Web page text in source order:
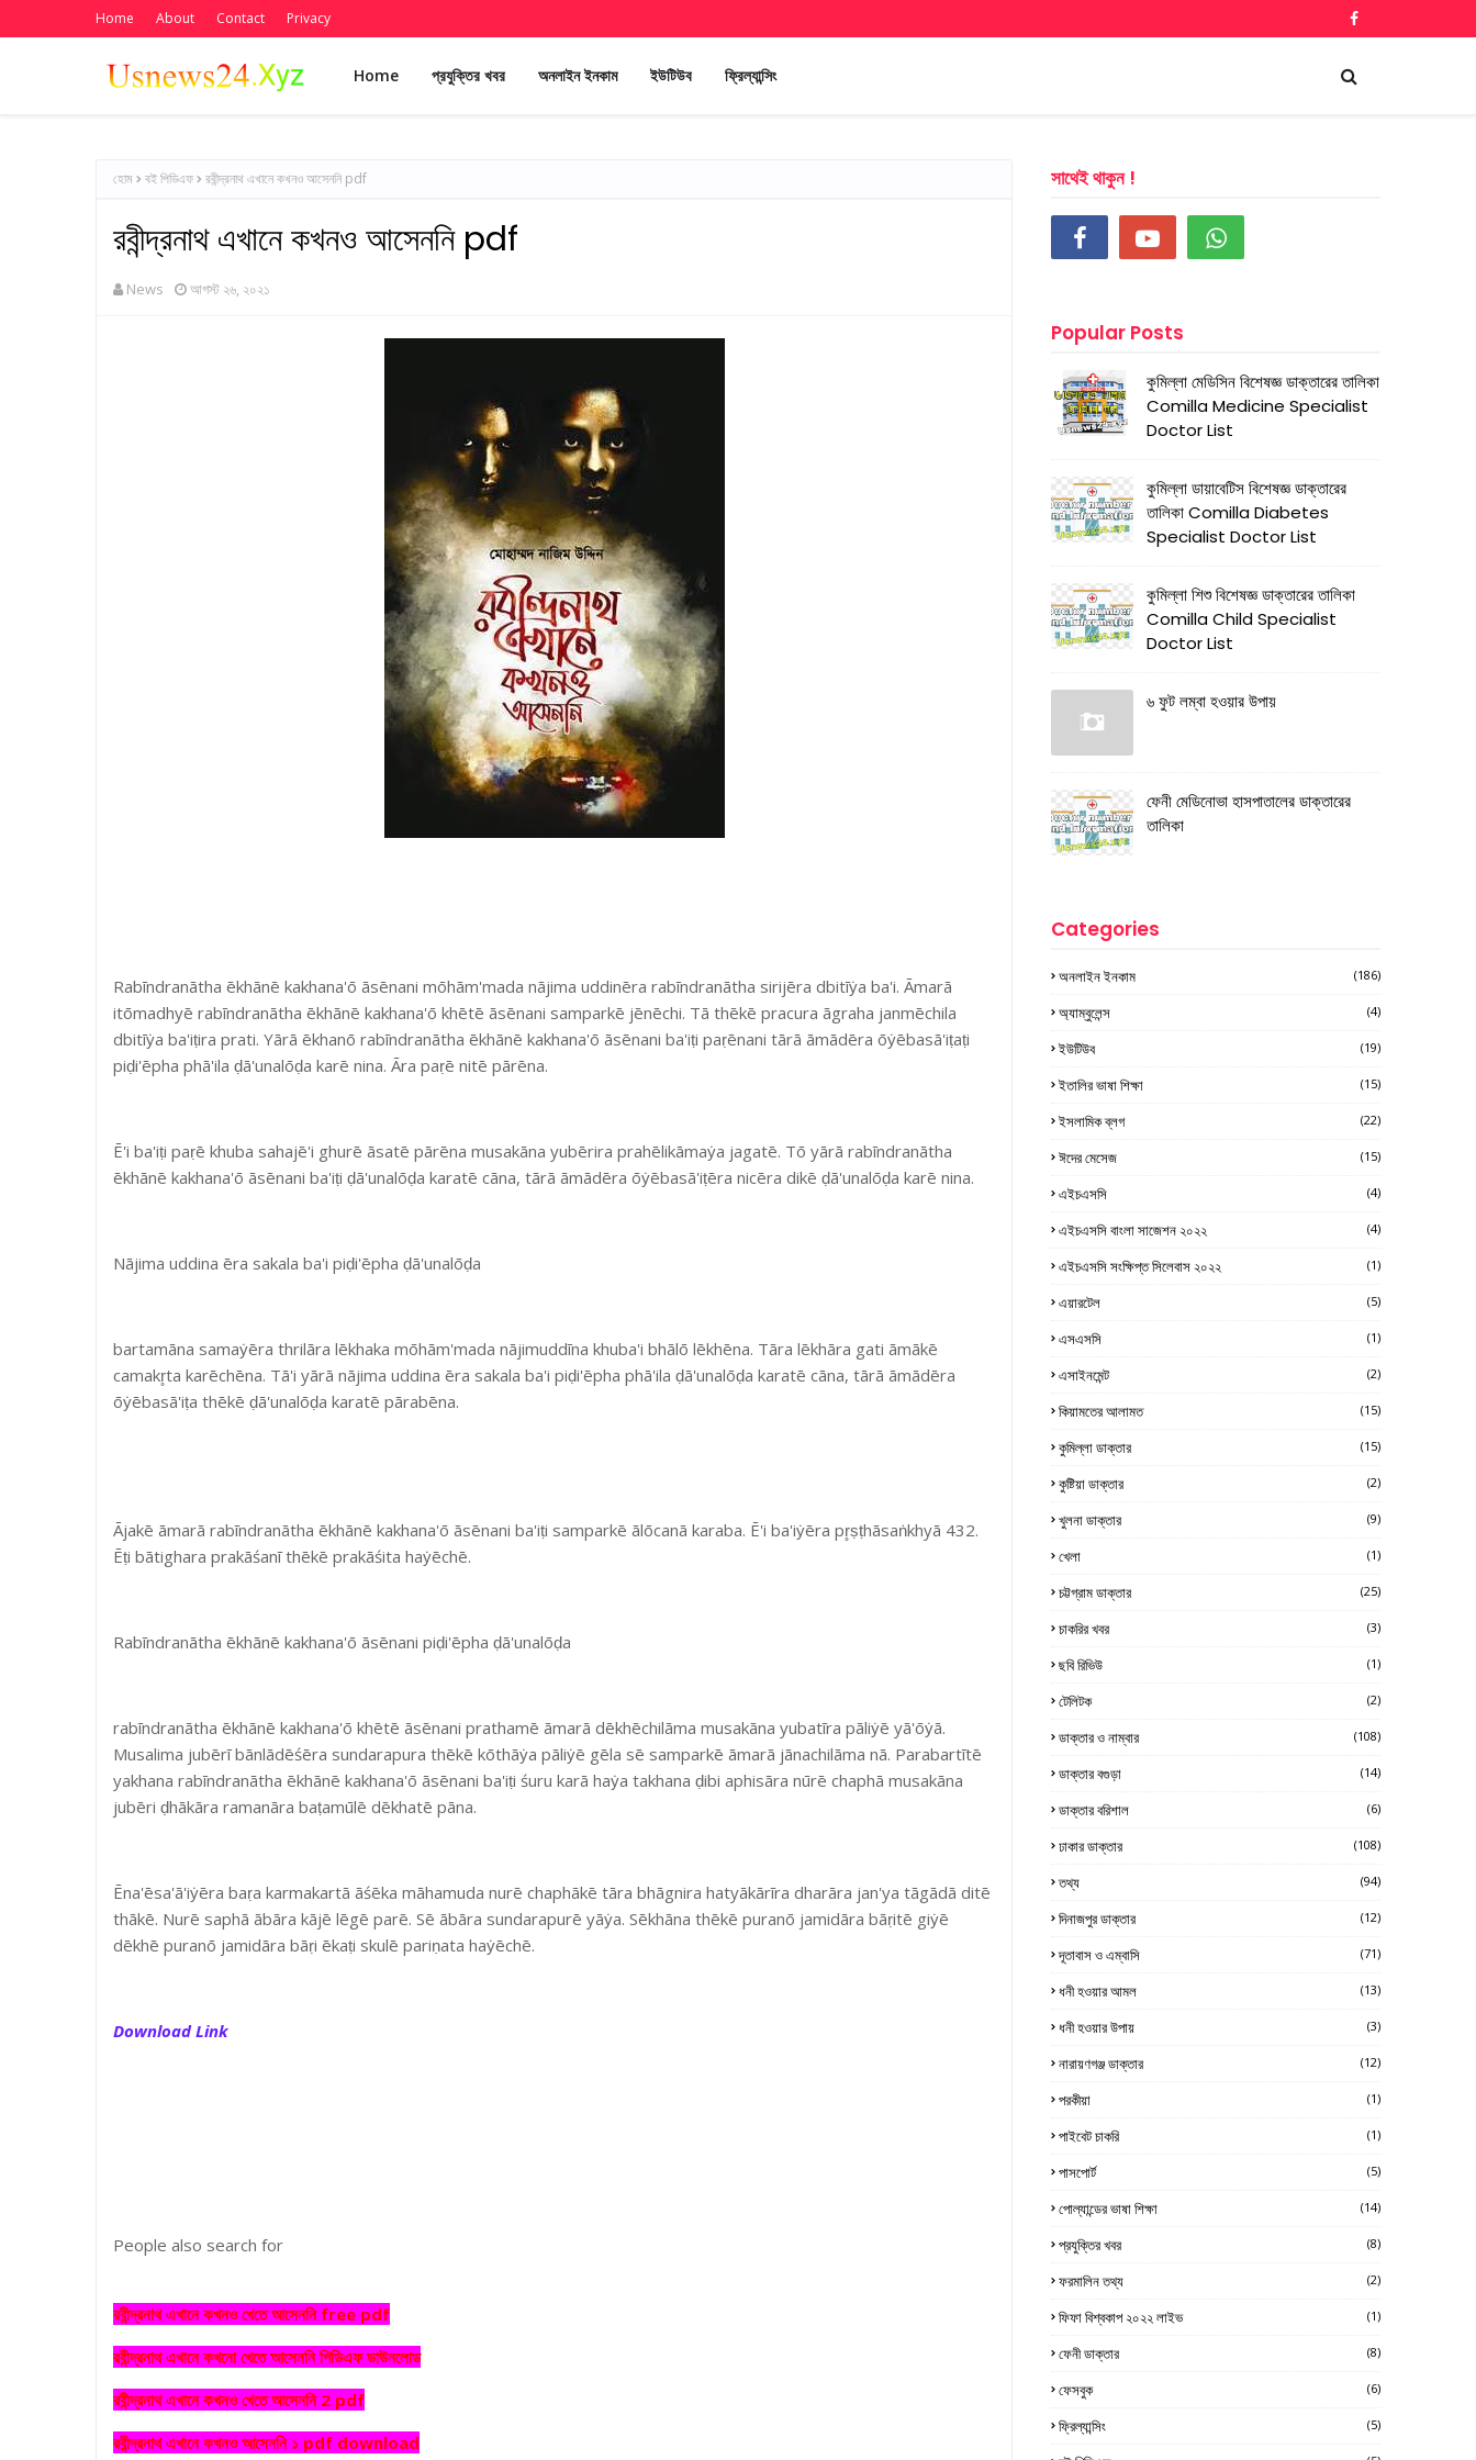
Home About Contact Privacy
Home প্রযুক্তির খবর অনলাইন ইনকাম ইউটিউব ফ্রিল্যান্সিং
হোম বই পিডিএফ রবীন্দ্রনাথ এখানে কখনও আসেননি pdf
রবীন্দ্রনাথ এখানে কখনও আসেননি pdf
News আগস্ট ২৬, ২০২১
Rabīndranātha ēkhānē kakhana'ō āsēnani mōhām'mada nājima uddinēra rabīndranātha sirijēra dbitīẏa ba'i. Āmarā
itōmadhyē rabīndranātha ēkhānē kakhana'ō khētē āsēnani samparkē jēnēchi. Tā thēkē pracura āgraha janmēchila
dbitīẏa ba'iṭira prati. Yārā ēkhanō rabīndranātha ēkhānē kakhana'ō āsēnani ba'iṭi paṛēnani tārā āmādēra ōẏēbasā'iṭaṭi
piḍi'ēpha phā'ila ḍā'unalōḍa karē nina. Āra paṛē nitē pārēna.
Ē'i ba'iṭi paṛē khuba sahajē'i ghurē āsatē pārēna musakāna yubērira prahēlikāmaẏa jagatē. Tō yārā rabīndranātha
ēkhānē kakhana'ō āsēnani ba'iṭi ḍā'unalōḍa karatē cāna, tārā āmādēra ōẏēbasā'iṭēra nicēra dikē ḍā'unalōḍa karē nina.
Nājima uddina ēra sakala ba'i piḍi'ēpha ḍā'unalōḍa
bartamāna samaẏēra thrilāra lēkhaka mōhām'mada nājimuddīna khuba'i bhālō lēkhēna. Tāra lēkhāra gati āmākē
camakr̥ta karēchēna. Tā'i yārā nājima uddina ēra sakala ba'i piḍi'ēpha phā'ila ḍā'unalōḍa karatē cāna, tārā āmādēra
ōẏēbasā'iṭa thēkē ḍā'unalōḍa karatē pārabēna.
Ājakē āmarā rabīndranātha ēkhānē kakhana'ō āsēnani ba'iṭi samparkē ālōcanā karaba. Ē'i ba'iẏēra pr̥ṣṭhāsaṅkhyā 432.
Ēṭi bātighara prakāśanī thēkē prakāśita haẏēchē.
Rabīndranātha ēkhānē kakhana'ō āsēnani piḍi'ēpha ḍā'unalōḍa
rabīndranātha ēkhānē kakhana'ō khētē āsēnani prathamē āmarā dēkhēchilāma musakāna yubatīra pāliẏē yā'ōẏā.
Musalima jubērī bānlādēśēra sundarapura thēkē kōthāẏa pāliẏē gēla sē samparkē āmarā jānachilāma nā. Parabartītē
yakhana rabīndranātha ēkhānē kakhana'ō āsēnani ba'iṭi śuru karā haẏa takhana ḍibi aphisāra nūrē chaphā musakāna
jubēri ḍhākāra ramanāra baṭamūlē dēkhatē pāna.
Ēna'ēsa'ā'iẏēra baṛa karmakartā āśēka māhamuda nurē chaphākē tāra bhāgnira hatyākārīra dharāra jan'ya tāgādā ditē
thākē. Nurē saphā ābāra kājē lēgē parē. Sē ābāra sundarapurē yāẏa. Sēkhāna thēkē puranō jamidāra bāṛitē giẏē
dēkhē puranō jamidāra bāṛi ēkaṭi skulē pariṇata haẏēchē.
Download Link
People also search for
রবীন্দ্রনাথ এখানে কখনও খেতে আসেননি free pdf
রবীন্দ্রনাথ এখানে কখনো খেতে আসেননি পিডিএফ ডাউনলোড
রবীন্দ্রনাথ এখানে কখনও খেতে আসেননি 2 pdf
রবীন্দ্রনাথ এখানে কখনও আসেননি ১ pdf download
সাথেই থাকুন !
Popular Posts
কুমিল্লা মেডিসিন বিশেষজ্ঞ ডাক্তারের তালিকা
Comilla Medicine Specialist
Doctor List
কুমিল্লা ডায়াবেটিস বিশেষজ্ঞ ডাক্তারের
তালিকা Comilla Diabetes
Specialist Doctor List
কুমিল্লা শিশু বিশেষজ্ঞ ডাক্তারের তালিকা
Comilla Child Specialist
Doctor List
৬ ফুট লম্বা হওয়ার উপায়
ফেনী মেডিনোভা হাসপাতালের ডাক্তারের
তালিকা
Categories
অনলাইন ইনকাম (186)
অ্যাম্বুলেন্স (4)
ইউটিউব (19)
ইতালির ভাষা শিক্ষা (15)
ইসলামিক ব্লগ (22)
ঈদের মেসেজ (15)
এইচএসসি (4)
এইচএসসি বাংলা সাজেশন ২০২২ (4)
এইচএসসি সংক্ষিপ্ত সিলেবাস ২০২২ (1)
এয়ারটেল (5)
এসএসসি (1)
এসাইনমেন্ট (2)
কিয়ামতের আলামত (15)
কুমিল্লা ডাক্তার (15)
কুষ্টিয়া ডাক্তার (2)
খুলনা ডাক্তার (9)
খেলা (1)
চট্টগ্রাম ডাক্তার (25)
চাকরির খবর (3)
ছবি রিভিউ (1)
টেলিটক (2)
ডাক্তার ও নাম্বার (108)
ডাক্তার বগুড়া (14)
ডাক্তার বরিশাল (6)
ঢাকার ডাক্তার (108)
তথ্য (94)
দিনাজপুর ডাক্তার (12)
দূতাবাস ও এম্বাসি (71)
ধনী হওয়ার আমল (13)
ধনী হওয়ার উপায় (3)
নারায়ণগঞ্জ ডাক্তার (12)
পরকীয়া (1)
পাইবেট চাকরি (1)
পাসপোর্ট (5)
পোল্যান্ডের ভাষা শিক্ষা (14)
প্রযুক্তির খবর (8)
ফরমালিন তথ্য (2)
ফিফা বিশ্বকাপ ২০২২ লাইভ (1)
ফেনী ডাক্তার (8)
ফেসবুক (6)
ফ্রিল্যান্সিং (5)